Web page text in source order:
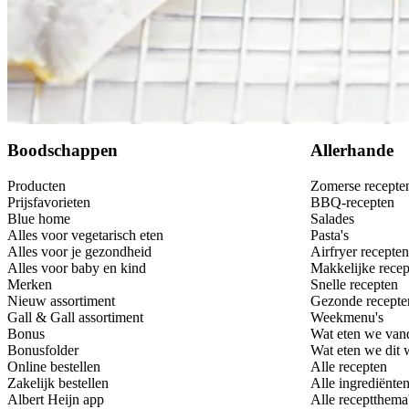
Boodschappen
Producten
Prijsfavorieten
Blue home
Alles voor vegetarisch eten
Alles voor je gezondheid
Alles voor baby en kind
Merken
Nieuw assortiment
Gall & Gall assortiment
Bonus
Bonusfolder
Online bestellen
Zakelijk bestellen
Albert Heijn app
Allerhande
Zomerse
BBQ-recepten
Salades
Pasta's
Airfryer recepten
Makkelijke
Snelle recepten
Gezonde
Weekmenu's
Wat eten we
Wat eten we dit
Alle recepten
Alle ingrediënten
Alle